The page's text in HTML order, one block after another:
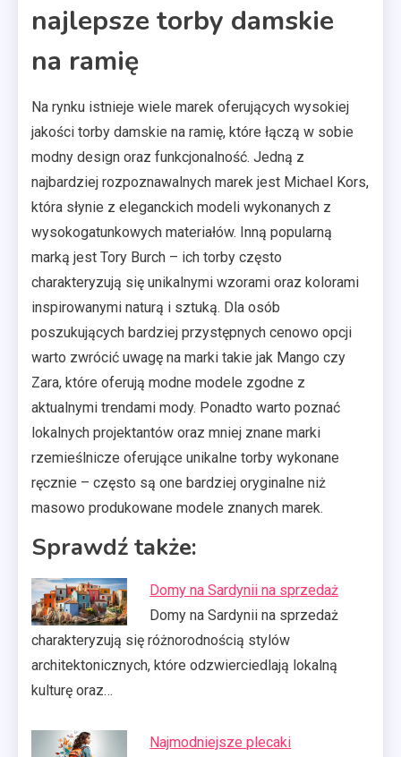
najlepsze torby damskie
na ramię
Na rynku istnieje wiele marek oferujących wysokiej
jakości torby damskie na ramię, które łączą w sobie
modny design oraz funkcjonalność. Jedną z
najbardziej rozpoznawalnych marek jest Michael Kors,
która słynie z eleganckich modeli wykonanych z
wysokogatunkowych materiałów. Inną popularną
marką jest Tory Burch – ich torby często
charakteryzują się unikalnymi wzorami oraz kolorami
inspirowanymi naturą i sztuką. Dla osób
poszukujących bardziej przystępnych cenowo opcji
warto zwrócić uwagę na marki takie jak Mango czy
Zara, które oferują modne modele zgodne z
aktualnymi trendami mody. Ponadto warto poznać
lokalnych projektantów oraz mniej znane marki
rzemieślnicze oferujące unikalne torby wykonane
ręcznie – często są one bardziej oryginalne niż
masowo produkowane modele znanych marek.
Sprawdź także:
Domy na Sardynii na sprzedaż
Domy na Sardynii na sprzedaż
charakteryzują się różnorodnością stylów
architektonicznych, które odzwierciedlają lokalną
kulturę oraz…
Najmodniejsze plecaki